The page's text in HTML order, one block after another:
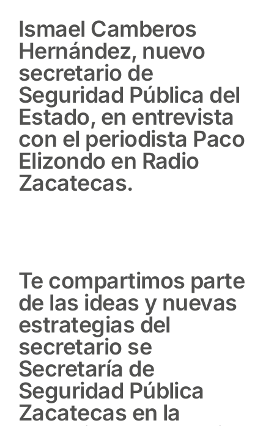
Ismael Camberos
Hernández, nuevo
secretario de
Seguridad Pública del
Estado, en entrevista
con el periodista Paco
Elizondo en Radio
Zacatecas.
Te compartimos parte
de las ideas y nuevas
estrategias del
secretario se
Secretaría de
Seguridad Pública
Zacatecas en la